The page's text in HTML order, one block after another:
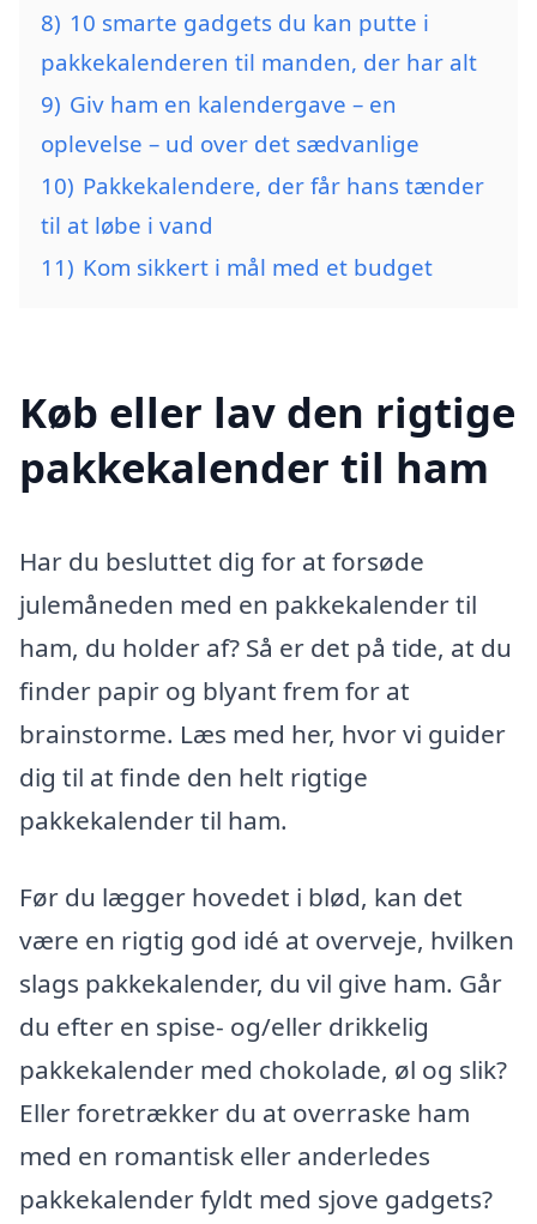
8) 10 smarte gadgets du kan putte i
pakkekalenderen til manden, der har alt
9) Giv ham en kalendergave – en
oplevelse – ud over det sædvanlige
10) Pakkekalendere, der får hans tænder
til at løbe i vand
11) Kom sikkert i mål med et budget
Køb eller lav den rigtige
pakkekalender til ham
Har du besluttet dig for at forsøde
julemåneden med en pakkekalender til
ham, du holder af? Så er det på tide, at du
finder papir og blyant frem for at
brainstorme. Læs med her, hvor vi guider
dig til at finde den helt rigtige
pakkekalender til ham.
Før du lægger hovedet i blød, kan det
være en rigtig god idé at overveje, hvilken
slags pakkekalender, du vil give ham. Går
du efter en spise- og/eller drikkelig
pakkekalender med chokolade, øl og slik?
Eller foretrækker du at overraske ham
med en romantisk eller anderledes
pakkekalender fyldt med sjove gadgets?